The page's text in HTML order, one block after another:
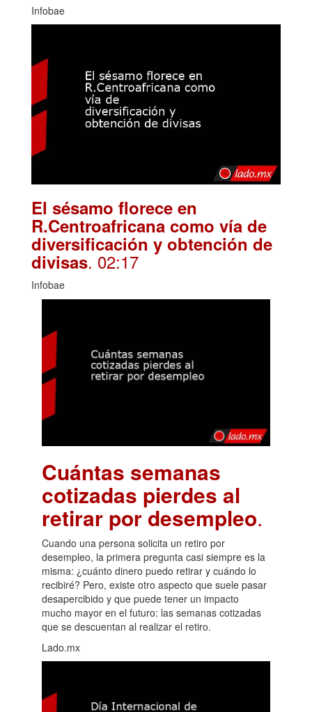
Infobae
El sésamo florece en
R.Centroafricana como vía de
diversificación y obtención de
divisas. 02:17
Infobae
Cuántas semanas
cotizadas pierdes al
retirar por desempleo.
Cuando una persona solicita un retiro por
desempleo, la primera pregunta casi siempre es la
misma: ¿cuánto dinero puedo retirar y cuándo lo
recibiré? Pero, existe otro aspecto que suele pasar
desapercibido y que puede tener un impacto
mucho mayor en el futuro: las semanas cotizadas
que se descuentan al realizar el retiro.
Lado.mx